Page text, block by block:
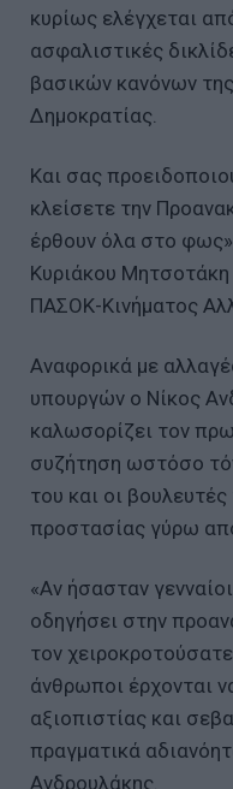
κυρίως ελέγχεται
ασφαλιστικές
βασικών κανόνων
Δημοκρατίας.
Και σας
κλείσετε την
έρθουν όλα στο
Κυριάκου
ΠΑΣΟΚ-Κινήματος
Αναφορικά με
υπουργών ο Νίκος
καλωσορίζει τον
συζήτηση ωστόσο
του και οι
προστασίας γύρω
«Αν ήσασταν
οδηγήσει στην
τον
άνθρωποι έρχονται
αξιοπιστίας και
πραγματικά
Ανδρουλάκης.